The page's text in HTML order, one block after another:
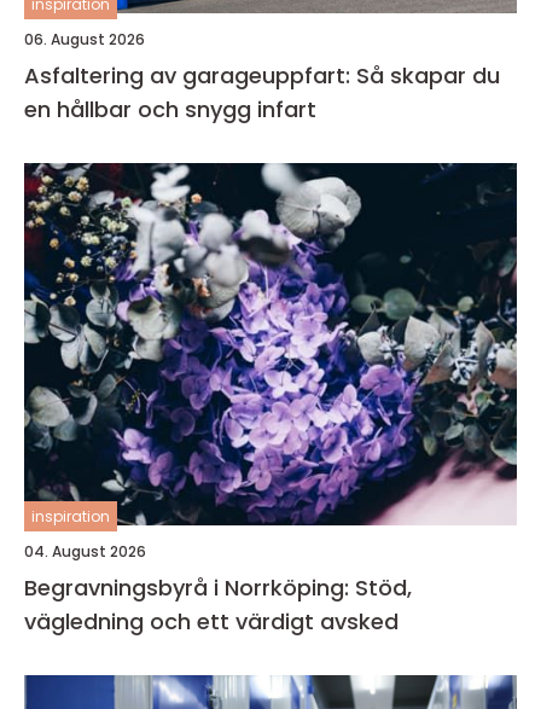
inspiration
06. August 2026
Asfaltering av garageuppfart: Så skapar du
en hållbar och snygg infart
inspiration
04. August 2026
Begravningsbyrå i Norrköping: Stöd,
vägledning och ett värdigt avsked